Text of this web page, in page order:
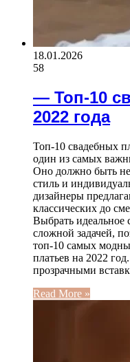
18.01.2026
58
— Топ-10
2022 года
Топ-10 свадебных
один из самых
Оно должно быть
стиль и
дизайнеры
классических до
Выбрать идеальное
сложной задачей,
топ-10 самых
платьев на 2022
прозрачными
Read More »